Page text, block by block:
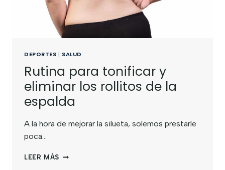
DEPORTES | SALUD
Rutina para tonificar y
eliminar los rollitos de la
espalda
A la hora de mejorar la silueta, solemos prestarle
poca…
LEER MÁS